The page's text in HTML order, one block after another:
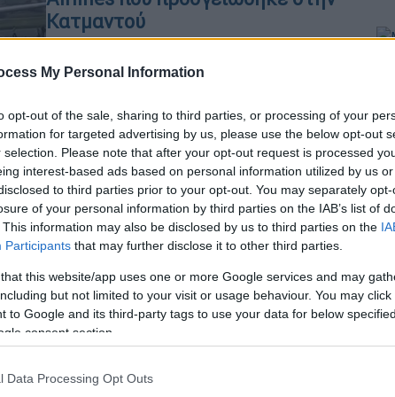
My Personal Information
opt-out of the sale, sharing to third parties, or processing of your
for targeted advertising by us, please use the below opt-out
selection. Please note that after your opt-out request is processed
interest-based ads based on personal information utilized by us
to third parties prior to your opt-out. You may separately
of your personal information by third parties on the IAB’s list of
information may also be disclosed by us to third parties on the
Participants that may further disclose it to other third parties.
this website/app uses one or more Google services and may
but not limited to your visit or usage behaviour. You may
to Google and its third-party tags to use your data for below
consent section.
Data Processing Opt Outs
Κατμαντού
του πληρώματος
Κόσμος|02.04.2026 16:29
Απίστευτη απάτη 20 εκατ. στο
Έβερεστ: Οδηγοί δηλητηρίαζαν
ορειβάτες για ψεύτικες
διασώσεις
Αναφορές για ορειβάτες που
νόσησαν, καθώς οι επιτήδειοι
νόθευαν το φαγητό τους με ωμό
αρουραίων